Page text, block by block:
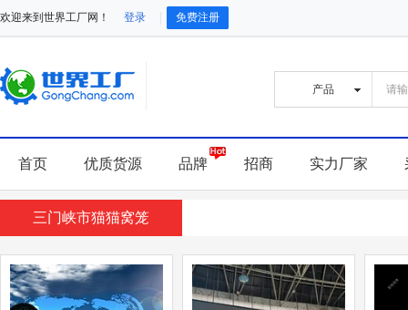
欢迎来到世界工厂网！ 登录 免费注册
首页 优质货源 品牌 招商 实力厂家
三门峡市猫猫窝笼